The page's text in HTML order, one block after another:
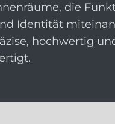
die
Identität
hochwertig